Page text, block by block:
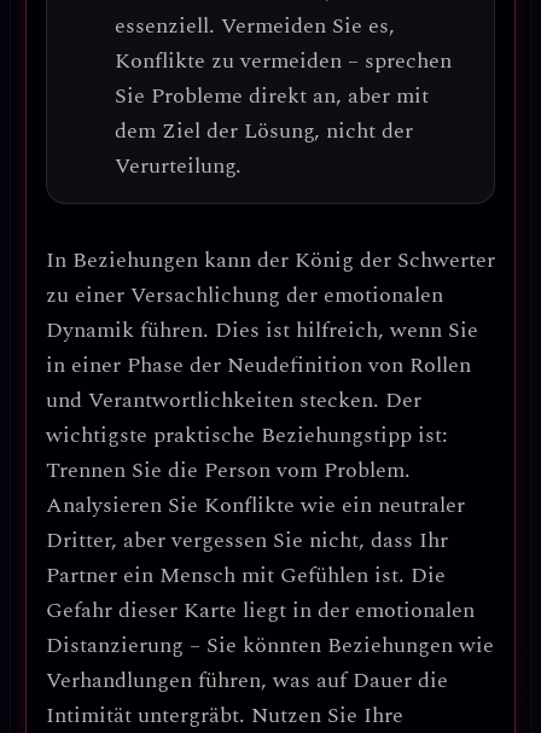
essenziell. Vermeiden Sie es,
Konflikte zu vermeiden – sprechen
Sie Probleme direkt an, aber mit
dem Ziel der Lösung, nicht der
Verurteilung.
In Beziehungen kann der König der Schwerter
zu einerVersachlichung der emotionalen
Dynamikführen. Dies ist hilfreich, wenn Sie
in einer Phase der Neudefinition von Rollen
und Verantwortlichkeiten stecken. Der
wichtigste praktische Beziehungstipp ist:
Trennen Sie die Person vom Problem.
Analysieren Sie Konflikte wie ein neutraler
Dritter, aber vergessen Sie nicht, dass Ihr
Partner ein Mensch mit Gefühlen ist. Die
Gefahr dieser Karte liegt in der emotionalen
Distanzierung – Sie könnten Beziehungen wie
Verhandlungen führen, was auf Dauer die
Intimität untergräbt. Nutzen Sie Ihre